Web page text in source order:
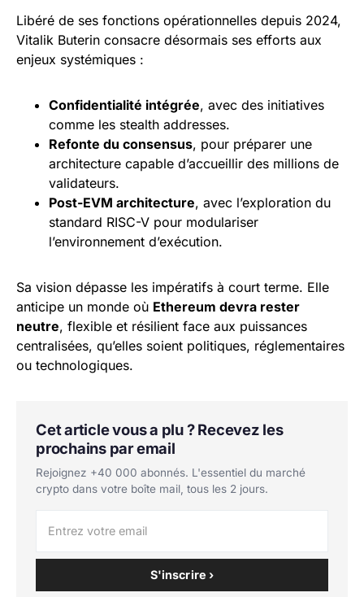
Libéré de ses fonctions opérationnelles depuis 2024,
Vitalik Buterin consacre désormais ses efforts aux
enjeux systémiques :
Confidentialité intégrée, avec des initiatives
comme les stealth addresses.
Refonte du consensus, pour préparer une
architecture capable d’accueillir des millions de
validateurs.
Post-EVM architecture, avec l’exploration du
standard RISC-V pour modulariser
l’environnement d’exécution.
Sa vision dépasse les impératifs à court terme. Elle
anticipe un monde où Ethereum devra rester
neutre, flexible et résilient face aux puissances
centralisées, qu’elles soient politiques, réglementaires
ou technologiques.
Cet article vous a plu ? Recevez les
prochains par email
Rejoignez +40 000 abonnés. L'essentiel du marché
crypto dans votre boîte mail, tous les 2 jours.
S'inscrire ›